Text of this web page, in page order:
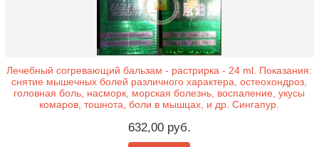
Лечебный согревающий бальзам - растрирка - 24 ml. Показания:
снятие мышечных болей различного характера, остеохондроз,
головная боль, насморк, морская болезнь, воспаление, укусы
комаров, тошнота, боли в мышцах, и др. Сингапур.
632,00 руб.